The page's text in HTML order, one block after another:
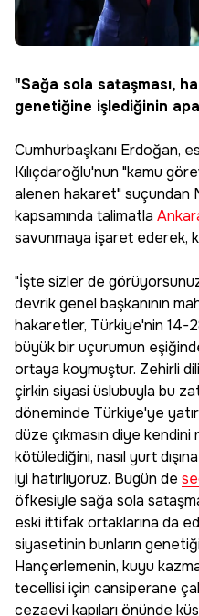
"Sağa sola sataşması,
genetiğine işlediğinin
Cumhurbaşkanı Erdoğan,
Kılıçdaroğlu'nun "kamu
alenen hakaret" suçundan
kapsamında talimatla
savunmaya işaret ederek,
"İşte sizler de
devrik genel başkanının
hakaretler, Türkiye'nin 14-
büyük bir uçurumun
ortaya koymuştur. Zehirli
çirkin siyasi üslubuyla bu
döneminde Türkiye'ye
düze çıkmasın diye kendini
kötülediğini, nasıl yurt
iyi hatırlıyoruz. Bugün de
öfkesiyle sağa sola
eski ittifak ortaklarına da
siyasetinin bunların
Hançerlemenin, kuyu
tecellisi için cansiperane
cezaevi kapıları önünde